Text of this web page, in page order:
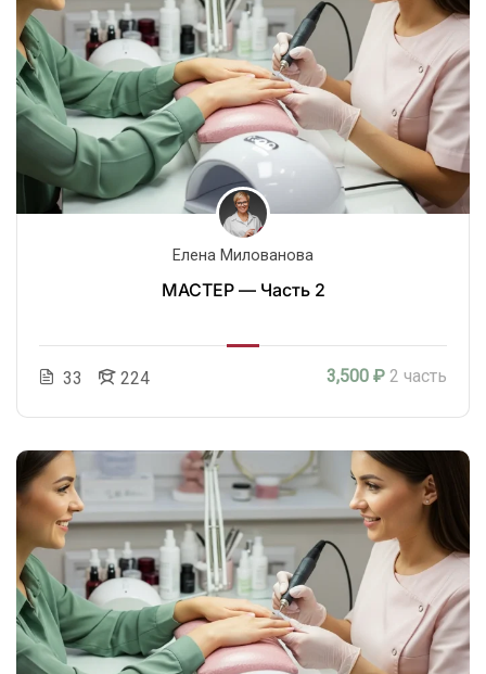
Елена Милованова
МАСТЕР — Часть 2
33 224 3,500 ₽ 2 часть